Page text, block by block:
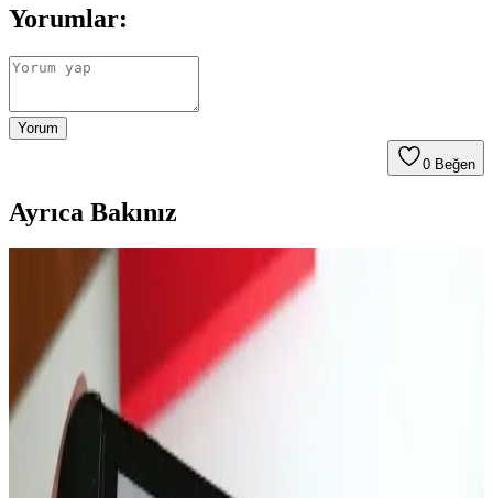
Yorumlar:
Yorum
0 Beğen
Ayrıca Bakınız
MacBook Air M5 ve M4 Çip Performans
Karşılaştırması ve Kullanım Alanları
Apple'ın M5 çipi, MacBook Air'de M4'e kıyasla %10-15 daha
yüksek performans sunuyor. Ancak pasif soğutma nedeniyle uzun
süreli yüksek performans sınırlı kalıyor. Pro modeller daha güçlü
seçenekler.
16 Gün Kar Altında Kalan iPhone'un Dayanıklılığı
ve Soğukta Elektronik Performansı